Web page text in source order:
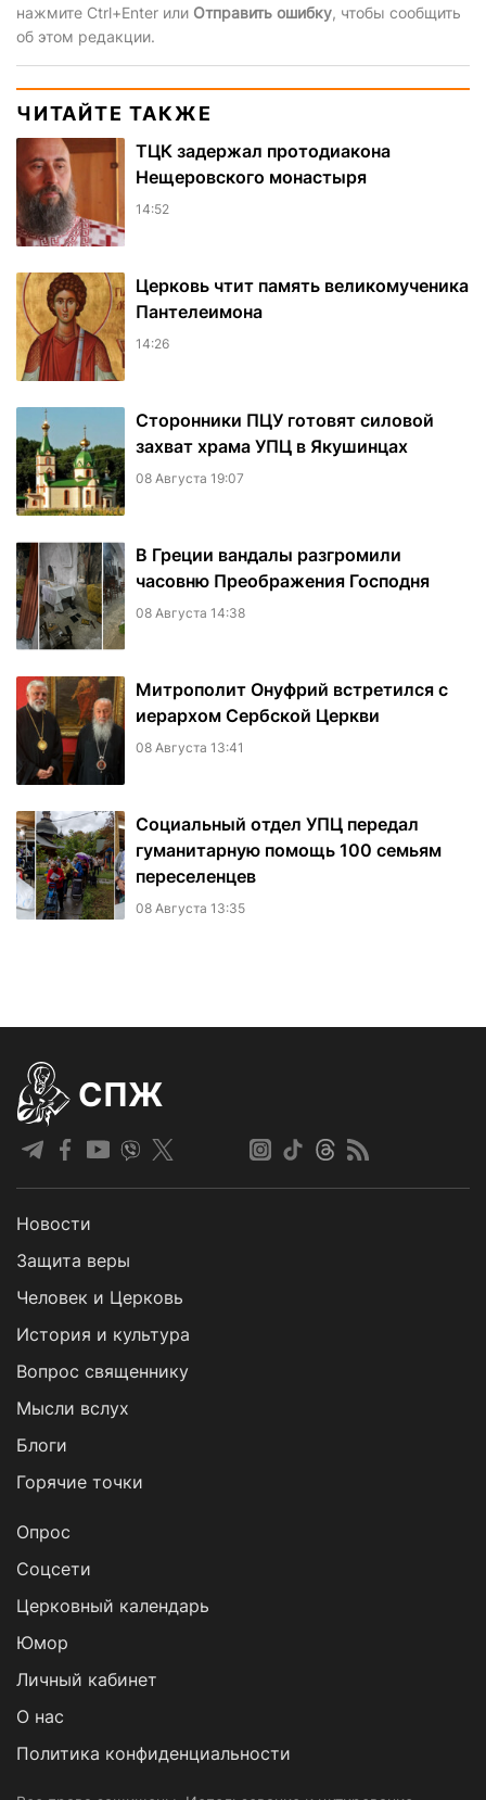
нажмите Ctrl+Enter или Отправить ошибку, чтобы сообщить
об этом редакции.
ЧИТАЙТЕ ТАКЖЕ
ТЦК задержал протодиакона
Нещеровского монастыря
14:52
Церковь чтит память великомученика
Пантелеимона
14:26
Сторонники ПЦУ готовят силовой
захват храма УПЦ в Якушинцах
08 Августа 19:07
В Греции вандалы разгромили
часовню Преображения Господня
08 Августа 14:38
Митрополит Онуфрий встретился с
иерархом Сербской Церкви
08 Августа 13:41
Социальный отдел УПЦ передал
гуманитарную помощь 100 семьям
переселенцев
08 Августа 13:35
СПЖ
Новости
Защита веры
Человек и Церковь
История и культура
Вопрос священнику
Мысли вслух
Блоги
Горячие точки
Опрос
Cоцсети
Церковный календарь
Юмор
Личный кабинет
О нас
Политика конфиденциальности